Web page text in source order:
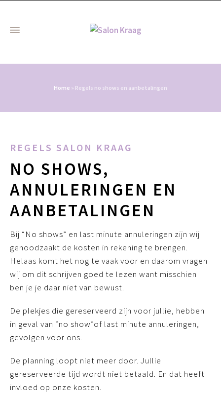
Home » Regels no shows en aanbetalingen
REGELS SALON KRAAG
NO SHOWS,
ANNULERINGEN EN
AANBETALINGEN
Bij “No shows” en last minute annuleringen zijn wij
genoodzaakt de kosten in rekening te brengen.
Helaas komt het nog te vaak voor en daarom vragen
wij om dit schrijven goed te lezen want misschien
ben je je daar niet van bewust.
De plekjes die gereserveerd zijn voor jullie, hebben
in geval van “no show”of last minute annuleringen,
gevolgen voor ons.
De planning loopt niet meer door. Jullie
gereserveerde tijd wordt niet betaald. En dat heeft
invloed op onze kosten.